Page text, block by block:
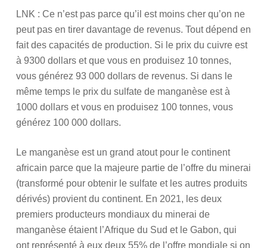
LNK : Ce n’est pas parce qu’il est moins cher qu’on ne
peut pas en tirer davantage de revenus. Tout dépend en
fait des capacités de production. Si le prix du cuivre est
à 9300 dollars et que vous en produisez 10 tonnes,
vous générez 93 000 dollars de revenus. Si dans le
même temps le prix du sulfate de manganèse est à
1000 dollars et vous en produisez 100 tonnes, vous
générez 100 000 dollars.
Le manganèse est un grand atout pour le continent
africain parce que la majeure partie de l’offre du minerai
(transformé pour obtenir le sulfate et les autres produits
dérivés) provient du continent. En 2021, les deux
premiers producteurs mondiaux du minerai de
manganèse étaient l’Afrique du Sud et le Gabon, qui
ont représenté à eux deux 55% de l’offre mondiale si on